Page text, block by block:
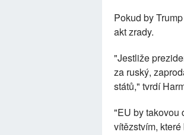
Pokud by
akt zrady.
"Jestliže
za ruský,
států," tvrdí
"EU by takovou
vítězstvím,